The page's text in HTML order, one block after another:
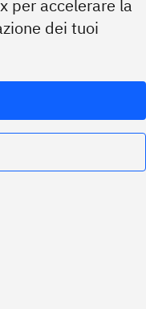
per accelerare la
dei tuoi